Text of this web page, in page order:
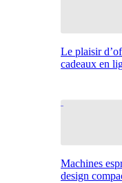
Le plaisir
cadeaux en
Machines
design